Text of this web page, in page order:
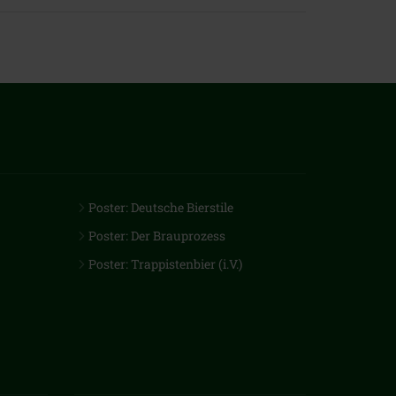
Poster: Deutsche Bierstile
Poster: Der Brauprozess
Poster: Trappistenbier (i.V.)